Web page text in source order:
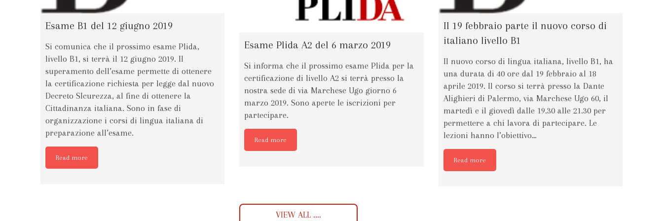
Esame B1 del 12 giugno 2019
Si comunica che il prossimo esame Plida,
livello B1, si terrà il 12 giugno 2019. Il
superamento dell’esame permette di ottenere
la certificazione richiesta per legge dal nuovo
Decreto SIcurezza, al fine di ottenere la
Cittadinanza italiana. Sono in fase di
organizzazione i corsi di lingua italiana di
preparazione all’esame.
Read more
Esame Plida A2 del 6 marzo 2019
Si informa che il prossimo esame Plida per la
certificazione di livello A2 si terrà presso la
nostra sede di via Marchese Ugo giorno 6
marzo 2019. Sono aperte le iscrizioni per
partecipare.
Read more
Il 19 febbraio parte il nuovo corso di
italiano livello B1
Il nuovo corso di lingua italiana, livello B1, ha
una durata di 40 ore dal 19 febbraio al 18
aprile 2019. Il corso si terrà presso la Dante
Alighieri di Palermo, via Marchese Ugo 60, il
martedì e il giovedì dalle 19.30 alle 21.30 per
permettere a chi lavora di partecipare. Le
lezioni hanno l’obiettivo…
Read more
VIEW ALL ....